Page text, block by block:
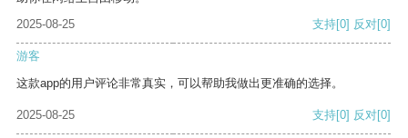
2025-08-25
支持[0] 反对[0]
游客
这款app的用户评论非常真实，可以帮助我做出更准确的选择。
2025-08-25 支持[0] 反对[0]